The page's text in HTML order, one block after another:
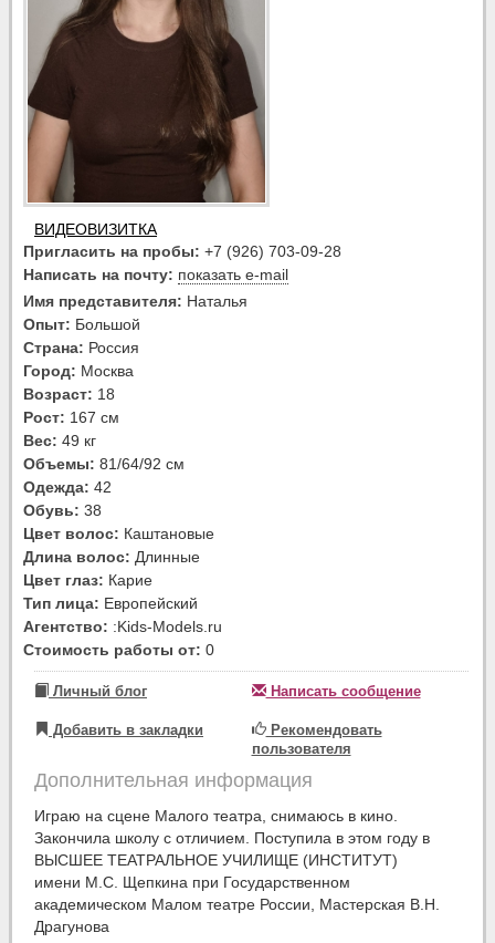
ВИДЕОВИЗИТКА
Пригласить на пробы: +7 (926) 703-09-28
Написать на почту: показать e-mail
Имя представителя: Наталья
Опыт: Большой
Страна: Россия
Город: Москва
Возраст: 18
Рост: 167 см
Вес: 49 кг
Объемы: 81/64/92 см
Одежда: 42
Обувь: 38
Цвет волос: Каштановые
Длина волос: Длинные
Цвет глаз: Карие
Тип лица: Европейский
Агентство: :Kids-Models.ru
Стоимость работы от: 0
Личный блог Написать сообщение
Добавить в закладки
Рекомендовать
пользователя
Дополнительная информация
Играю на сцене Малого театра, снимаюсь в кино.
Закончила школу с отличием. Поступила в этом году в
ВЫСШЕЕ ТЕАТРАЛЬНОЕ УЧИЛИЩЕ (ИНСТИТУТ)
имени М.С. Щепкина при Государственном
академическом Малом театре России, Мастерская В.Н.
Драгунова